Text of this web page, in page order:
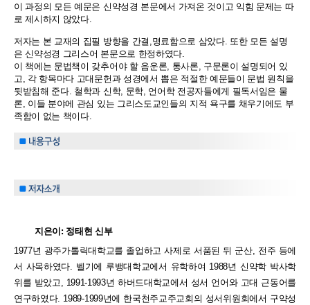
이 과정의 모든 예문은 신약성경 본문에서 가져온 것이고 익힘 문제는 따
로 제시하지 않았다.
저자는 본 교재의 집필 방향을 간결,명료함으로 삼았다. 또한 모든 설명
은 신약성경 그리스어 본문으로 한정하였다.
이 책에는 문법책이 갖추어야 할 음운론, 통사론, 구문론이 설명되어 있
고, 각 항목마다 고대문헌과 성경에서 뽑은 적절한 예문들이 문법 원칙을
뒷받침해 준다. 철학과 신학, 문학, 언어학 전공자들에게 필독서임은 물
론, 이들 분야에 관심 있는 그리스도교인들의 지적 욕구를 채우기에도 부
족함이 없는 책이다.
지은이: 정태현 신부
1977년 광주가톨릭대학교를 졸업하고 사제로 서품된 뒤 군산, 전주 등에
서 사목하였다. 벨기에 루뱅대학교에서 유학하여 1988년 신약학 박사학
위를 받았고, 1991-1993년 하버드대학교에서 성서 언어와 고대 근동어를
연구하였다. 1989-1999년에 한국천주교주교회의 성서위원회에서 구약성